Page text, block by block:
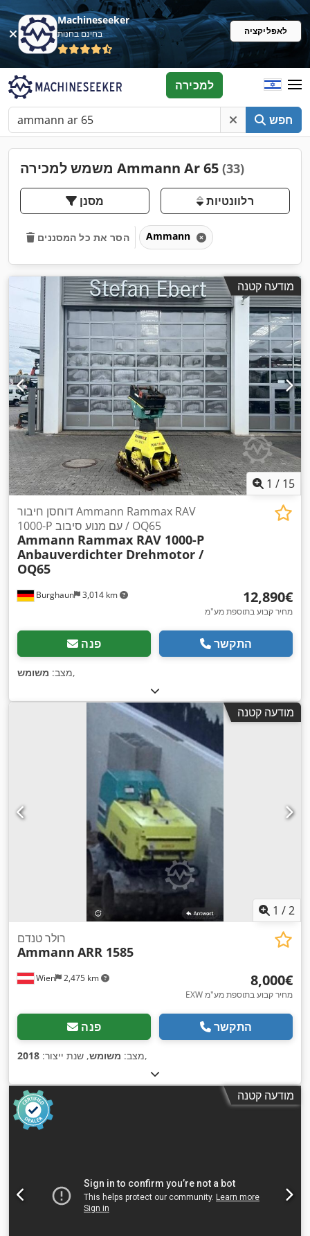
Machineseeker
בחינם בחנות לאפליקציה
חפש
למכירה
משמש למכירה Ammann Ar 65 (33)
מסנן רלוונטיות
הסר את כל המסננים Ammann
מודעה קטנה
1 / 15
Burghaun 3,014 km
דוחסן חיבור Ammann Rammax RAV
1000-P עם מנוע סיבוב / OQ65
Ammann Rammax RAV 1000-P
Anbauverdichter Drehmotor /
OQ65
‏12,890 ‏€
מחיר קבוע בתוספת מע"מ
פנה התקשר
מצב: משומש ,
מודעה קטנה
1 /2
Wien 2,475 km
רולר טנדם
Ammann ARR 1585
‏8,000 ‏€
EXW מחיר קבוע בתוספת מע"מ
פנה התקשר
מצב: משומש, שנת ייצור: 2018 ,
מודעה קטנה